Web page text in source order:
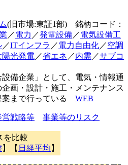
(旧市場:東証1部) 銘柄コード：
／電力 ／発電設備／電気設備工
／ITインフラ ／電力自由化／空調
陽光発電 ／省エネ ／内需／サブコ
備企業」として、電気・情報通
画・設計・施工・メンテナンス
案まで行っている WEB
営戦略等 事業等のリスク
を比較
】【 日経平均 】